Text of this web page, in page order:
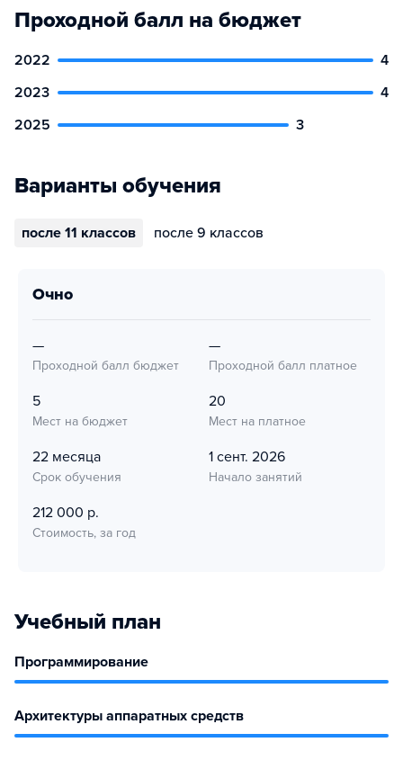
Проходной балл на бюджет
2022
4
2023
4
2025
3
Варианты обучения
после 11 классов после 9 классов
очно
—
Проходной балл бюджет
—
Проходной балл платное
5
Мест на бюджет
20
Мест на платное
22 месяца
Срок обучения
1 сент. 2026
Начало занятий
212 000 р.
Стоимость, за год
Учебный план
Программирование
Архитектуры аппаратных средств